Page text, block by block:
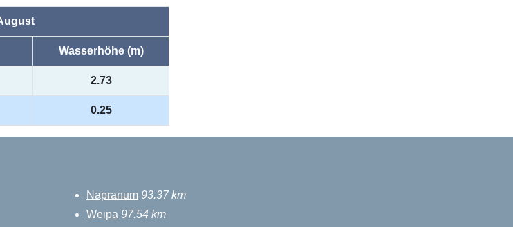
Wasserhöhe (m)
2.73
0.25
Napranum 93.37 km
Weipa 97.54 km